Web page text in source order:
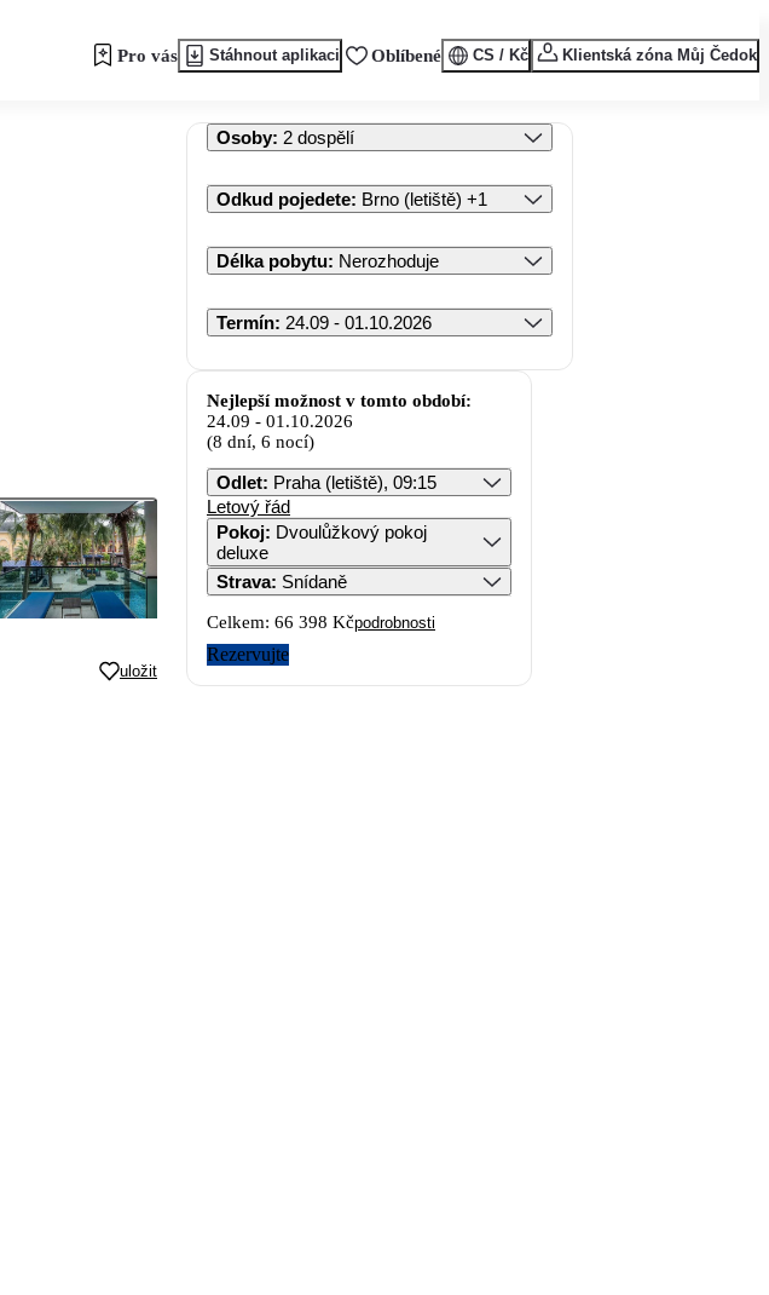
Pro vás Stáhnout aplikaci Oblíbené CS / Kč Klientská zóna Můj Čedok
uložit
Osoby: 2 dospělí
Odkud pojedete: Brno (letiště) +1
Délka pobytu: Nerozhoduje
Termín: 24.09 - 01.10.2026
Nejlepší možnost v tomto období:
24.09 - 01.10.2026
(8 dní, 6 nocí)
Odlet: Praha (letiště), 09:15
Letový řád
Pokoj: Dvoulůžkový pokoj
deluxe
Strava: Snídaně
Celkem: 66 398 Kčpodrobnosti
Rezervujte